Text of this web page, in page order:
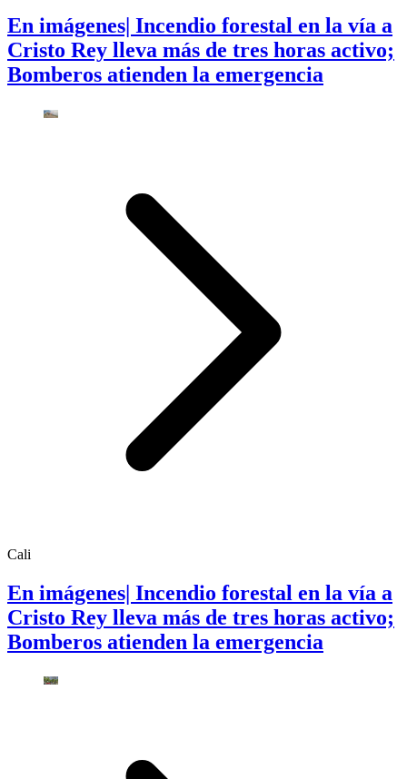
En imágenes| Incendio forestal en la vía a
Cristo Rey lleva más de tres horas activo;
Bomberos atienden la emergencia
Cali
En imágenes| Incendio forestal en la vía a
Cristo Rey lleva más de tres horas activo;
Bomberos atienden la emergencia